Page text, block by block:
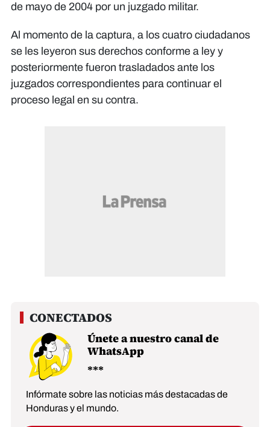
de mayo de 2004 por un juzgado militar.
Al momento de la captura, a los cuatro ciudadanos
se les leyeron sus derechos conforme a ley y
posteriormente fueron trasladados ante los
juzgados correspondientes para continuar el
proceso legal en su contra.
Únete a nuestro canal de
WhatsApp
Infórmate sobre las noticias más destacadas de
Honduras y el mundo.